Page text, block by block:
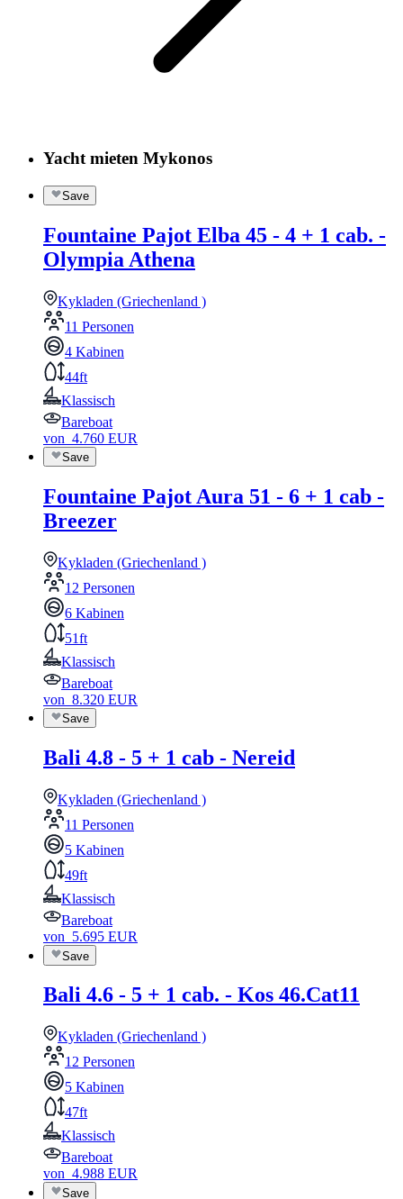
Yacht mieten Mykonos
Save
Fountaine Pajot Elba 45 - 4 + 1 cab. -
Olympia Athena
Kykladen (Griechenland )
11 Personen
4 Kabinen
44ft
Klassisch
Bareboat
von 4.760 EUR
Save
Fountaine Pajot Aura 51 - 6 + 1 cab -
Breezer
Kykladen (Griechenland )
12 Personen
6 Kabinen
51ft
Klassisch
Bareboat
von 8.320 EUR
Save
Bali 4.8 - 5 + 1 cab - Nereid
Kykladen (Griechenland )
11 Personen
5 Kabinen
49ft
Klassisch
Bareboat
von 5.695 EUR
Save
Bali 4.6 - 5 + 1 cab. - Kos 46.Cat11
Kykladen (Griechenland )
12 Personen
5 Kabinen
47ft
Klassisch
Bareboat
von 4.988 EUR
Save